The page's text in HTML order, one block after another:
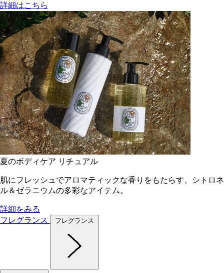
詳細はこちら
夏のボディケア リチュアル
肌にフレッシュでアロマティックな香りをもたらす、シトロネ
ル＆ゼラニウムの多彩なアイテム。
詳細をみる
フレグランス
フレグランス